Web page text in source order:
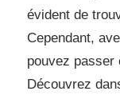
évident de
Cependant,
pouvez passer
Découvrez